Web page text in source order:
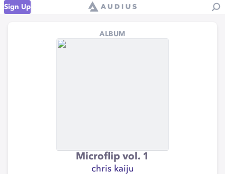
Sign Up
ALBUM
Microflip vol. 1
chris kaiju